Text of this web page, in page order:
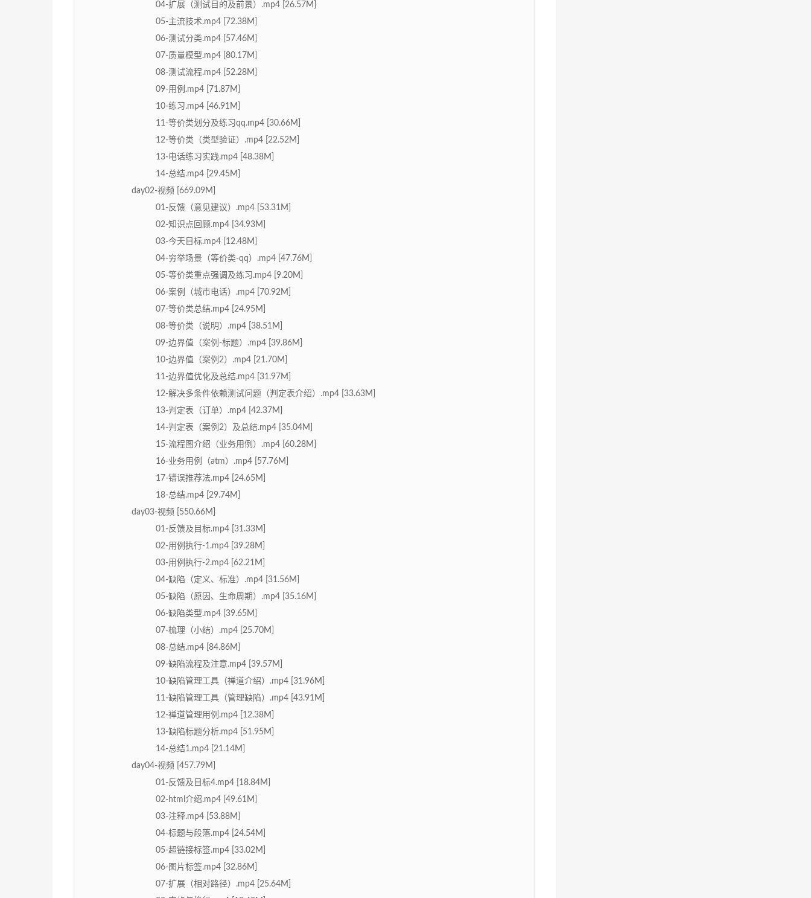
04-扩展（测试目的及前景）.mp4 [26.57M]
05-主流技术.mp4 [72.38M]
06-测试分类.mp4 [57.46M]
07-质量模型.mp4 [80.17M]
08-测试流程.mp4 [52.28M]
09-用例.mp4 [71.87M]
10-练习.mp4 [46.91M]
11-等价类划分及练习qq.mp4 [30.66M]
12-等价类（类型验证）.mp4 [22.52M]
13-电话练习实践.mp4 [48.38M]
14-总结.mp4 [29.45M]
day02-视频 [669.09M]
01-反馈（意见建议）.mp4 [53.31M]
02-知识点回顾.mp4 [34.93M]
03-今天目标.mp4 [12.48M]
04-穷举场景（等价类-qq）.mp4 [47.76M]
05-等价类重点强调及练习.mp4 [9.20M]
06-案例（城市电话）.mp4 [70.92M]
07-等价类总结.mp4 [24.95M]
08-等价类（说明）.mp4 [38.51M]
09-边界值（案例-标题）.mp4 [39.86M]
10-边界值（案例2）.mp4 [21.70M]
11-边界值优化及总结.mp4 [31.97M]
12-解决多条件依赖测试问题（判定表介绍）.mp4 [33.63M]
13-判定表（订单）.mp4 [42.37M]
14-判定表（案例2）及总结.mp4 [35.04M]
15-流程图介绍（业务用例）.mp4 [60.28M]
16-业务用例（atm）.mp4 [57.76M]
17-错误推荐法.mp4 [24.65M]
18-总结.mp4 [29.74M]
day03-视频 [550.66M]
01-反馈及目标.mp4 [31.33M]
02-用例执行-1.mp4 [39.28M]
03-用例执行-2.mp4 [62.21M]
04-缺陷（定义、标准）.mp4 [31.56M]
05-缺陷（原因、生命周期）.mp4 [35.16M]
06-缺陷类型.mp4 [39.65M]
07-梳理（小结）.mp4 [25.70M]
08-总结.mp4 [84.86M]
09-缺陷流程及注意.mp4 [39.57M]
10-缺陷管理工具（禅道介绍）.mp4 [31.96M]
11-缺陷管理工具（管理缺陷）.mp4 [43.91M]
12-禅道管理用例.mp4 [12.38M]
13-缺陷标题分析.mp4 [51.95M]
14-总结1.mp4 [21.14M]
day04-视频 [457.79M]
01-反馈及目标4.mp4 [18.84M]
02-html介绍.mp4 [49.61M]
03-注释.mp4 [53.88M]
04-标题与段落.mp4 [24.54M]
05-超链接标签.mp4 [33.02M]
06-图片标签.mp4 [32.86M]
07-扩展（相对路径）.mp4 [25.64M]